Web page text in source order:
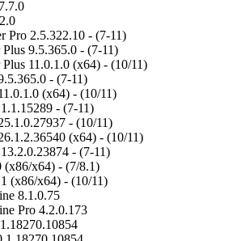
Pro 2.5.322.10 - (7-11)
9.5.365.0 - (7-11)
11.0.1.0 (x64) - (10/11)
- (7-11)
(x64) - (10/11)
- (7-11)
- (10/11)
(x64) - (10/11)
- (7-11)
(x86/x64) - (7/8.1)
(x86/x64) - (10/11)
8.1.0.75
Pro 4.2.0.173